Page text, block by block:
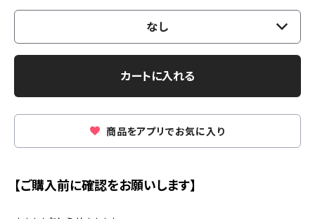
なし
カートに入れる
商品をアプリでお気に入り
【ご購入前に確認をお願いします】